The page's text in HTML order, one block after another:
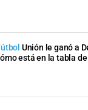
Unión le ganó a
está en la tabla